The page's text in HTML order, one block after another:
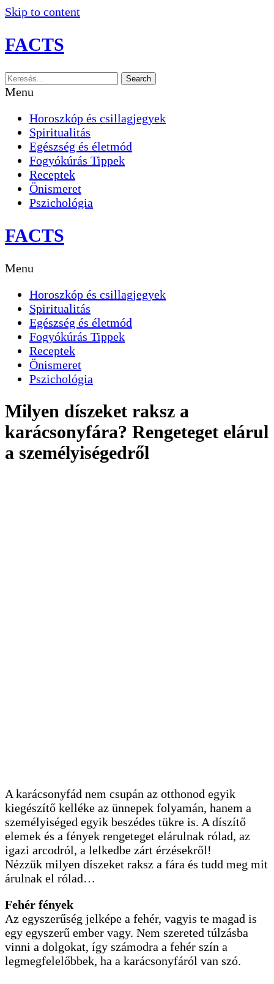
Skip to content
FACTS
Search
Menu
Horoszkóp és csillagjegyek
Spiritualitás
Egészség és életmód
Fogyókúrás Tippek
Receptek
Önismeret
Pszichológia
FACTS
Menu
Horoszkóp és csillagjegyek
Spiritualitás
Egészség és életmód
Fogyókúrás Tippek
Receptek
Önismeret
Pszichológia
Milyen díszeket raksz a
karácsonyfára? Rengeteget elárul
a személyiségedről
A karácsonyfád nem csupán az otthonod egyik
kiegészítő kelléke az ünnepek folyamán, hanem a
személyiséged egyik beszédes tükre is. A díszítő
elemek és a fények rengeteget elárulnak rólad, az
igazi arcodról, a lelkedbe zárt érzésekről!
Nézzük milyen díszeket raksz a fára és tudd meg mit
árulnak el rólad…
Fehér fények
Az egyszerűség jelképe a fehér, vagyis te magad is
egy egyszerű ember vagy. Nem szereted túlzásba
vinni a dolgokat, így számodra a fehér szín a
legmegfelelőbbek, ha a karácsonyfáról van szó.